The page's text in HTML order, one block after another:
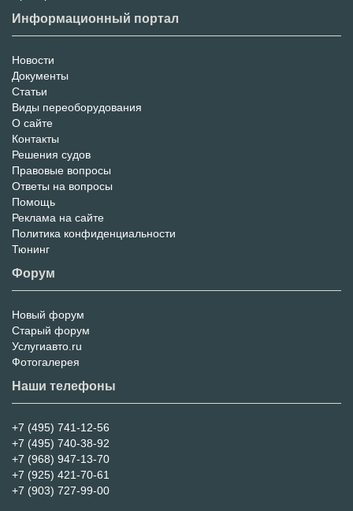
Информационный портал
Информационный
Портал
Новости
Документы
Статьи
Виды переоборудования
О сайте
Контакты
Решения судов
Правовые вопросы
Ответы на вопросы
Помощь
Реклама на сайте
Политика конфиденциальности
Тюнинг
Форум
Форум
Новый форум
Старый форум
Услугиавто.ru
Фотогалерея
Наши телефоны
+7 (495) 741-12-56
+7 (495) 740-38-92
+7 (968) 947-13-70
+7 (925) 421-70-61
+7 (903) 727-99-00